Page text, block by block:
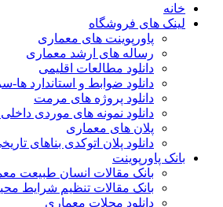
خانه
لینک های فروشگاه
پاورپوینت های معماری
رساله های ارشد معماری
دانلود مطالعات اقلیمی
دانلود ضوابط و استاندارد ها-
دانلود پروژه های مرمت
دانلود نمونه های موردی
پلان های معماری
دانلود پلان اتوکدی بناهای
بانک پاورپوینت
بانک مقالات انسان طبیعت
بانک مقالات تنظیم شرایط
دانلود مجلات معماری